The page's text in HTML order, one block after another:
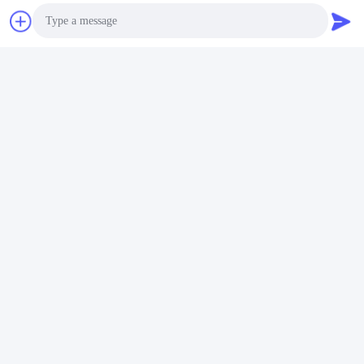
métal, comme l'aluminium et l'acier inoxydable.
Q5. Où puis-je acheter des pièces de machines à stenter?